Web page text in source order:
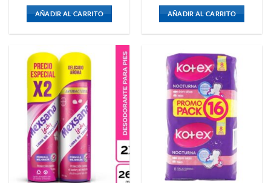
AÑADIR AL CARRITO AÑADIR AL CARRITO